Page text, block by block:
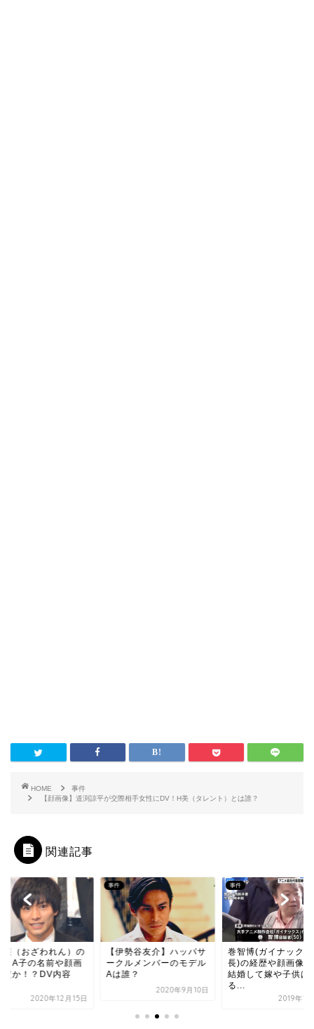
HOME
事件
【顔画像】道渕諒平が交際相手女性にDV！H美（タレント）とは誰？
関連記事
廉（おざわれん）の
ノA子の名前や顔画
定か！？DV内容
2020年12月15日
事件
【伊勢谷友介】ハッパサ
ークルメンバーのモデル
Aは誰？
2020年9月10日
事件
巻智博(ガイナック
長)の経歴や顔画像
結婚して嫁や子供は
る...
2019年12